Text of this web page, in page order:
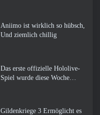
Aniimo ist wirklich so hübsch,
Und ziemlich chillig
Das erste offizielle Hololive-
Spiel wurde diese Woche
Gildenkriege 3 Ermöglicht es